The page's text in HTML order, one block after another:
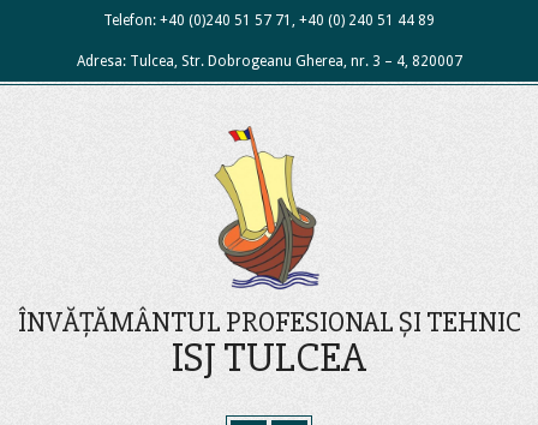
Telefon: +40 (0)240 51 57 71, +40 (0) 240 51 44 89
Adresa: Tulcea, Str. Dobrogeanu Gherea, nr. 3 – 4, 820007
ÎNVĂȚĂMÂNTUL PROFESIONAL ȘI TEHNIC
ISJ TULCEA